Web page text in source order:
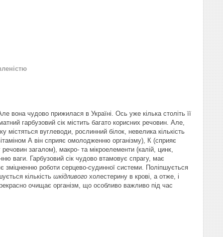
вона чудово прижилася в Україні. Ось уже кілька століть її
гарбузовий сік містить багато корисних речовин. Але,
містяться вуглеводи, рослинний білок, невелика кількість
А він сприяє омолодженню організму), К (сприяє
загалом), макро- та мікроелементи (калій, цинк,
ваги. Гарбузовий сік чудово втамовує спрагу, має
зміцненню роботи серцево-судинної системи. Поліпшується
кількість шкідливого холестерину в крові, а отже, і
очищає організм, що особливо важливо під час